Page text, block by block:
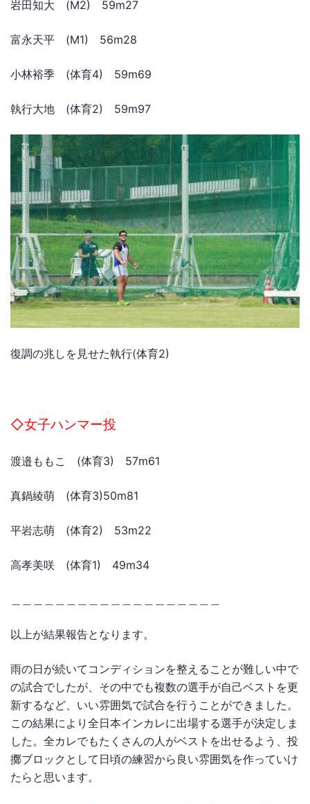
岩田知大 (M2) 59m27
富永天平 (M1) 56m28
小林裕季 (体育4) 59m69
執行大地 (体育2) 59m97
復調の兆しを見せた執行(体育2)
◇女子ハンマー投
渡邉ももこ (体育3) 57m61
真鍋綾萌 (体育3)50m81
平岩志萌 (体育2) 53m22
高孝美咲 (体育1) 49m34
以上が結果報告となります。
雨の日が続いてコンディションを整えることが難しい中で
の試合でしたが、その中でも複数の選手が自己ベストを更
新するなど、いい雰囲気で試合を行うことができました。
この結果により全日本インカレに出場する選手が決定しま
した。全カレでもたくさんの人がベストを出せるよう、投
擲ブロックとして日頃の練習から良い雰囲気を作っていけ
たらと思います。